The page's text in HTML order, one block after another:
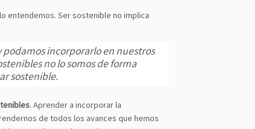
entendemos. Ser sostenible no implica
incorporarlo en nuestros
no lo somos de forma
sostenible.
. Aprender a incorporar la
de todos los avances que hemos